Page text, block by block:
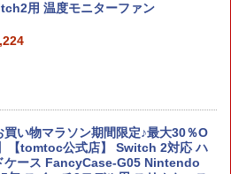
用 温度モニターファン
買い物マラソン期間限定♪最大30％O
【tomtoc公式店】 Switch 2対応 ハ
ケース FancyCase-G05 Nintendo